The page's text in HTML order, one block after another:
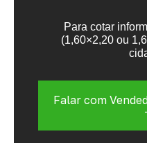
Para cotar
(1,60×2,20 ou
Falar com